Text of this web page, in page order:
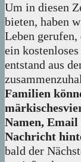
Um in diesen
bieten, haben
Leben
ein
entstand aus
Familien
Namen, Email
Nachricht
bald der